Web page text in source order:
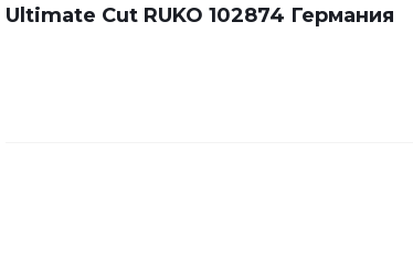
Ultimate Cut RUKO 102874 Германия